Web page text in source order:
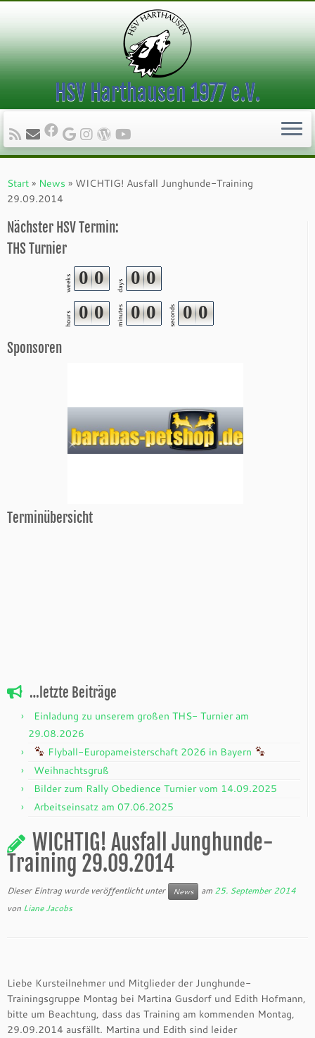
Inhalt
springen
HSV Harthausen 1977 e.V.
Start » News » WICHTIG! Ausfall Junghunde-Training
29.09.2014
Nächster HSV Termin:
THS Turnier
weeks 0 0 days 0 0
hours 0 0 minutes 0 0 seconds 0 0
Sponsoren
Terminübersicht
…letzte Beiträge
Einladung zu unserem großen THS- Turnier am
29.08.2026
Flyball-Europameisterschaft 2026 in Bayern
Weihnachtsgruß
Bilder zum Rally Obedience Turnier vom 14.09.2025
Arbeitseinsatz am 07.06.2025
WICHTIG! Ausfall Junghunde-
Training 29.09.2014
Dieser Eintrag wurde veröffentlicht unter News am 25. September 2014
von Liane Jacobs
Liebe Kursteilnehmer und Mitglieder der Junghunde-
Trainingsgruppe Montag bei Martina Gusdorf und Edith Hofmann,
bitte um Beachtung, dass das Training am kommenden Montag,
29.09.2014 ausfällt. Martina und Edith sind leider